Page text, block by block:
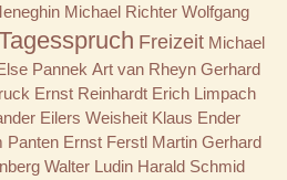
Michael Richter Wolfgang
Freizeit Michael
Pannek Art van Rheyn Gerhard
Ernst Reinhardt Erich Limpach
Eilers Weisheit Klaus Ender
Panten Ernst Ferstl Martin Gerhard
Walter Ludin Harald Schmid